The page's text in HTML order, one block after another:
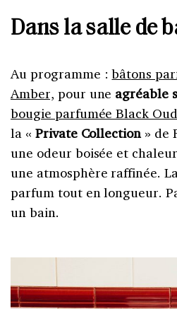
Dans la salle de
Au programme :bâtons
Amber, pour une agréable
bougie parfumée Black
la « Private Collection » de
une odeur boisée et
une atmosphère raffinée.
parfum tout en longueur.
un bain.